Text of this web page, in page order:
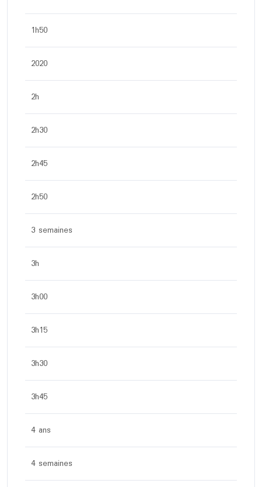
1h50
2020
2h
2h30
2h45
2h50
3 semaines
3h
3h00
3h15
3h30
3h45
4 ans
4 semaines